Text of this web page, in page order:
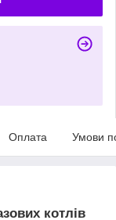
Оплата Умови
котлів